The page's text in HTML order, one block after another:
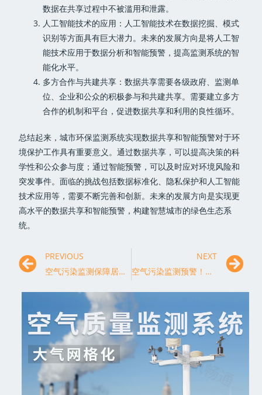
数据在共享过程中不被滥用和泄露。
人工智能技术的应用：人工智能技术在数据挖掘、模式
识别等方面具有巨大潜力。未来的发展方向是将人工智
能技术应用于数据分析和智能预警，提高监测系统的智
能化水平。
多方合作与共建共享：数据共享需要各级政府、监测单
位、企业和公众的积极参与和共建共享。需要建立多方
合作的机制和平台，促进数据共享和利用的良性循环。
总结起来，城市环保监测系统实现数据共享和智能预警对于环
境保护工作具有重要意义。通过数据共享，可以提高决策的科
学性和公众参与度；通过智能预警，可以及时应对环境风险和
突发事件。面临的挑战包括数据标准化、隐私保护和人工智能
技术应用等，需要不断完善和创新。未来的发展方向是实现更
高水平的数据共享和智能预警，构建智慧城市的绿色生态系
统。
PREVIOUS
空气污染监测保障居民健康的重要手段
NEXT
空气污染监测预警！当局应采取措施